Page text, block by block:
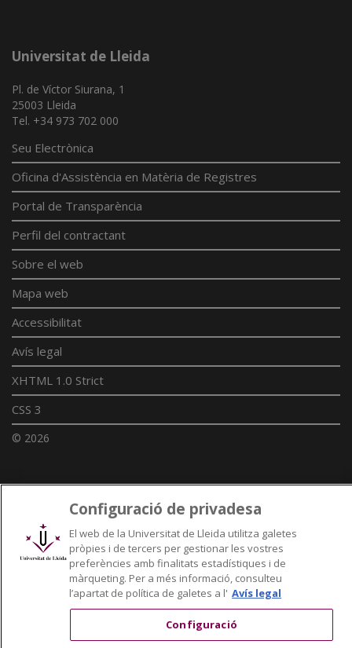
Universitat de Lleida
Pl. de Víctor Siurana, 1
25003 Lleida
Tel. +34 973 702 000
Seu Electrònica
Oficina d'Assistència en Matèria de Registres
Portal de Transparència
Perfil del contractant
Sobre el web
Mapa web
Accessibilitat
Avís legal
XHTML 1.0 Strict
CSS 3
© 2026
Enllaços UdL
Xarxes universitàries
Configuració de privadesa
El web de la Universitat de Lleida utilitza galetes
pròpies i de tercers per gestionar les vostres
preferències amb finalitats estadístiques i de
màrqueting. Per a més informació, consulteu
l’apartat de política de galetes a l' Avís legal
Configuració